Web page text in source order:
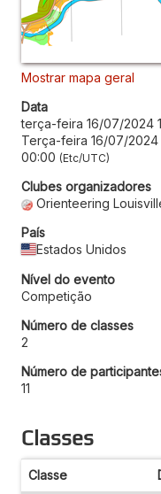
Mostrar mapa geral
Data
terça-feira 16/07/2024
Terça-feira 16/07/2024
00:00 Etc/UTC
Clubes organizadores
Orienteering
País
Estados Unidos
Nível do evento
Competição
Número de classes
2
Número de
11
Classes
Classe